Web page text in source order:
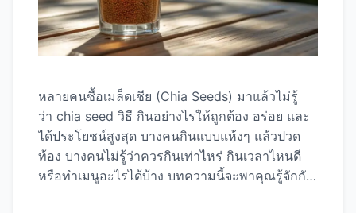
หลายคนซื้อเมล็ดเชีย (Chia Seeds) มาแล้วไม่รู้
ว่า chia seed วิธี กินอย่างไรให้ถูกต้อง อร่อย และ
ได้ประโยชน์สูงสุด บางคนกินแบบแห้งๆ แล้วปวด
ท้อง บางคนไม่รู้ว่าควรกินเท่าไหร่ กินเวลาไหนดี
หรือทำเมนูอะไรได้บ้าง บทความนี้จะพาคุณรู้จักกับ